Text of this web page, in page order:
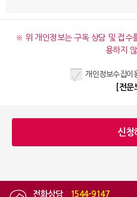
※ 위 개인정보는 구독 상담 및 접수
용하지
개인정보수집이
[전문
전화상담 1544-9147